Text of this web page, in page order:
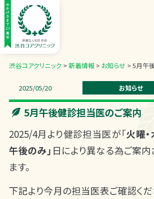
渋谷コアクリニック > 新着情報> お知らせ > 5月午
2025/05/20 お知らせ
5月午後健診担当医のご案内
2025/4月より健診担当医が「火曜
午後のみ」 日により異なる為ご案
ます。
下記より今月の担当医表ご確認くだ